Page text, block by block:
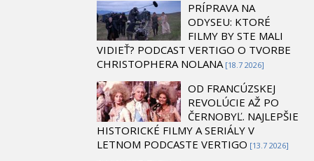
PRÍPRAVA NA
ODYSEU: KTORÉ
FILMY BY STE MALI
VIDIEŤ? PODCAST VERTIGO O TVORBE
CHRISTOPHERA NOLANA [18.7 2026]
OD FRANCÚZSKEJ
REVOLÚCIE AŽ PO
ČERNOBYĽ. NAJLEPŠIE
HISTORICKÉ FILMY A SERIÁLY V
LETNOM PODCASTE VERTIGO [13.7 2026]